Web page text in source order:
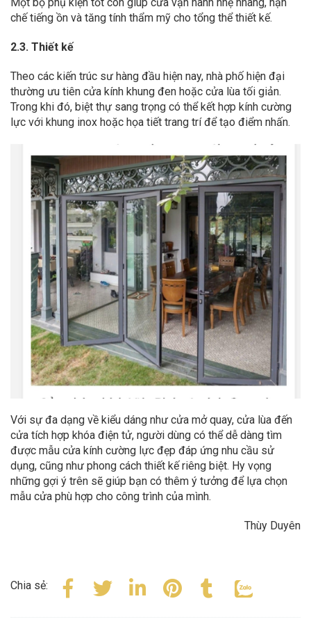
chế tiếng ồn và tăng tính thẩm mỹ cho tổng thể thiết kế.
2.3. Thiết kế
Theo các kiến trúc sư hàng đầu hiện nay, nhà phố hiện đại
thường ưu tiên cửa kính khung đen hoặc cửa lùa tối giản.
Trong khi đó, biệt thự sang trọng có thể kết hợp kính cường
lực với khung inox hoặc họa tiết trang trí để tạo điểm nhấn.
Với sự đa dạng về kiểu dáng như cửa mở quay, cửa lùa đến
cửa tích hợp khóa điện tử, người dùng có thể dễ dàng tìm
được mẫu cửa kính cường lực đẹp đáp ứng nhu cầu sử
dụng, cũng như phong cách thiết kế riêng biệt. Hy vọng
những gợi ý trên sẽ giúp bạn có thêm ý tưởng để lựa chọn
mẫu cửa phù hợp cho công trình của mình.
Thùy Duyên
Chia sẻ: